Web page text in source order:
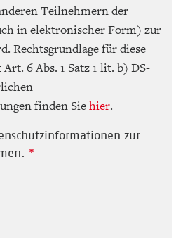
Teilnehmern der
in elektronischer Form) zur
Rechtsgrundlage für diese
6 Abs. 1 Satz 1 lit. b) DS-
finden Siehier.
zur
*